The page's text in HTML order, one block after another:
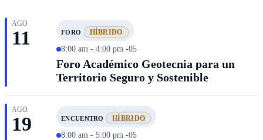
AGO
11 FORO HÍBRIDO
8:00 am - 4:00 pm -05
Foro Académico Geotecnia para un
Territorio Seguro y Sostenible
AGO
19 ENCUENTRO HÍBRIDO
8:00 am - 5:00 pm -05